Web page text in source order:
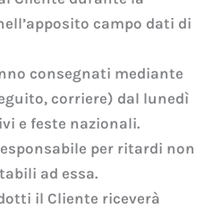
campo dati di
consegnati mediante
corriere) dal lunedì
e feste nazionali.
per ritardi non
ad essa.
il Cliente riceverà